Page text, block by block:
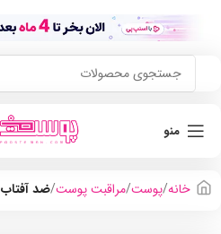
منو
خانه پوست مراقبت پوست ضد آفتاب